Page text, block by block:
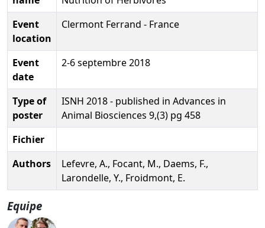
Event
location
Clermont Ferrand - France
Event
date
2-6 septembre 2018
Type of
poster
ISNH 2018 - published in Advances in
Animal Biosciences 9,(3) pg 458
Fichier
Authors
Lefevre, A., Focant, M., Daems, F.,
Larondelle, Y., Froidmont, E.
Equipe